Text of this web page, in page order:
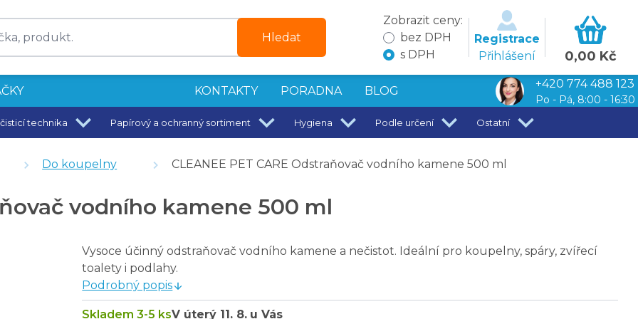
Hledat
Zobrazit ceny:
bez DPH
s DPH
Registrace
Přihlášení
0,00 Kč
KONTAKTY PORADNA BLOG
+420 774 488 123
Po - Pá, 8:00 - 16:30
technika Papírový a ochranný sortiment Hygiena Podle určení Ostatní
ml
pro domácí mazlíčky 1,5 l
PODLAHY 1,5 l
pro domácí mazlíčky 1,5 l
PODLAHY 1,5 l
Do koupelny CLEANEE PET CARE Odstraňovač vodního kamene 500 ml
vodního kamene 500 ml
Vysoce účinný odstraňovač vodního kamene a nečistot. Ideální pro koupelny, spáry, zvířecí
toalety i podlahy.
Podrobný popis
Skladem 3-5 ksV úterý 11. 8. u Vás